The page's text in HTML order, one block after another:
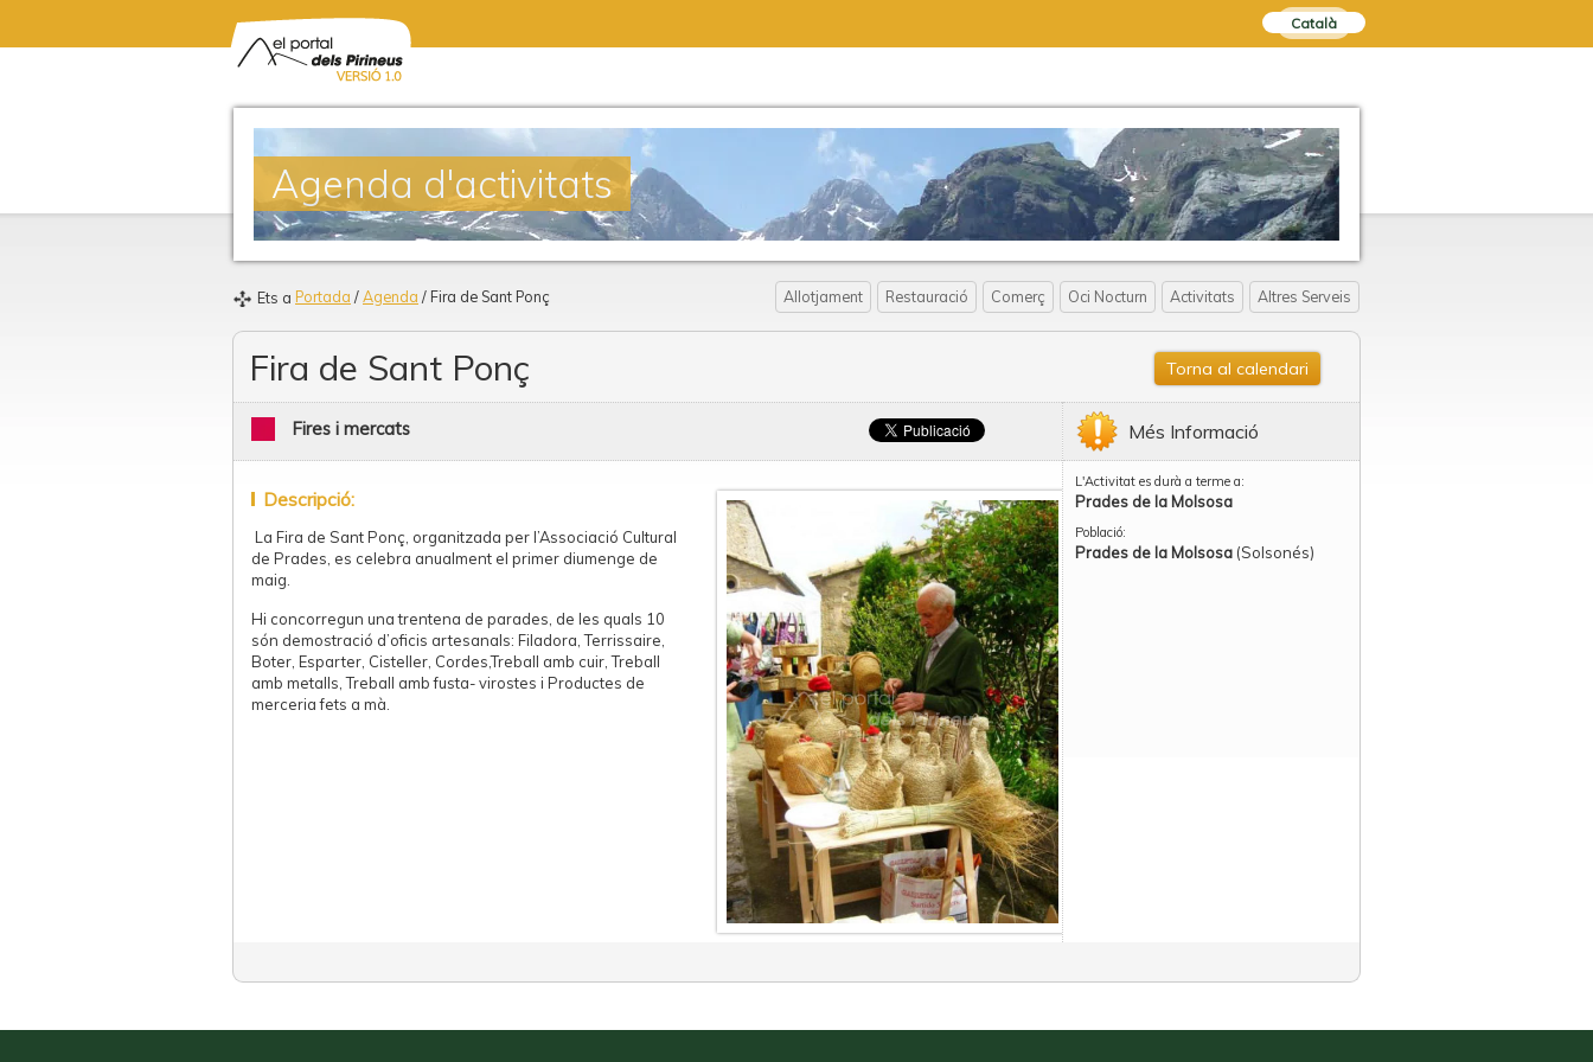
Català
Agenda d'activitats
Ets a Portada / Agenda / Fira de Sant Ponç Allotjament Restauració Comerç Oci Nocturn Activitats Altres Serveis
Fira de Sant Ponç Torna al calendari
Fires i mercats
Descripció:
La Fira de Sant Ponç, organitzada per l’Associació Cultural
de Prades, es celebra anualment el primer diumenge de
maig.
Hi concorregun una trentena de parades, de les quals 10
són demostració d’oficis artesanals: Filadora, Terrissaire,
Boter, Esparter, Cisteller, Cordes,Treball amb cuir, Treball
amb metalls, Treball amb fusta- virostes i Productes de
merceria fets a mà.
Més Informació
L'Activitat es durà a terme a:
Prades de la Molsosa
Població:
Prades de la Molsosa (Solsonés)